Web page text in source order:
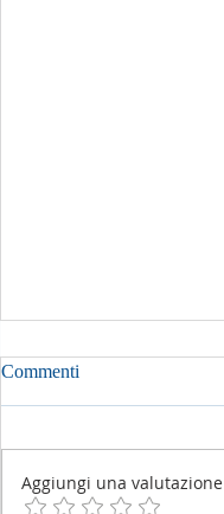
Commenti
Aggiungi una valutazione